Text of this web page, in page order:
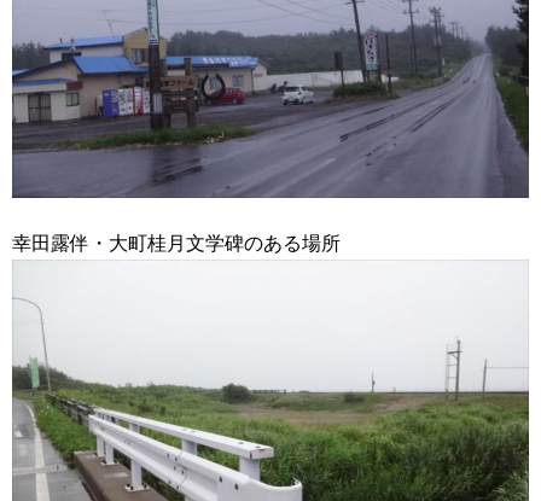
幸田露伴・大町桂月文学碑のある場所